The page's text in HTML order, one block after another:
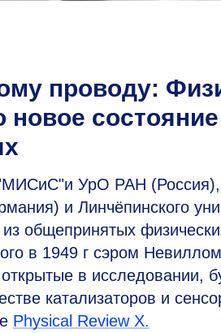
проводу:
УрО РАН (Россия),
и Линчёпинского
общепринятых
в 1949 г сэром
в исследовании,
катализаторов и
Physical Review X.